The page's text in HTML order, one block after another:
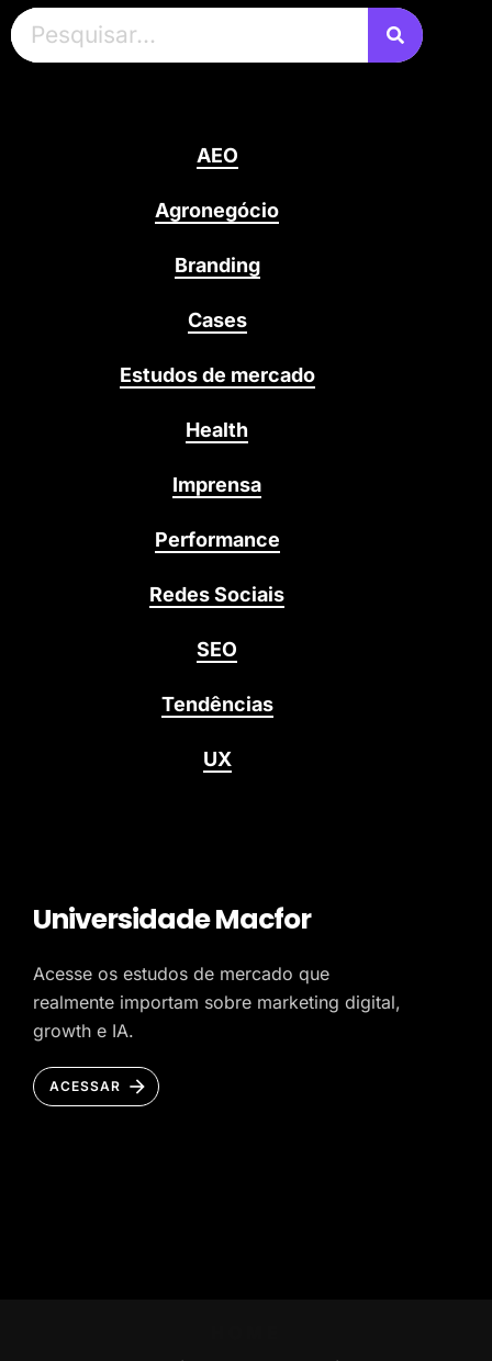
AEO
Agronegócio
Branding
Cases
Estudos de mercado
Health
Imprensa
Performance
Redes Sociais
SEO
Tendências
UX
Universidade Macfor
Acesse os estudos de mercado que
realmente importam sobre marketing digital,
growth e IA.
ACESSAR